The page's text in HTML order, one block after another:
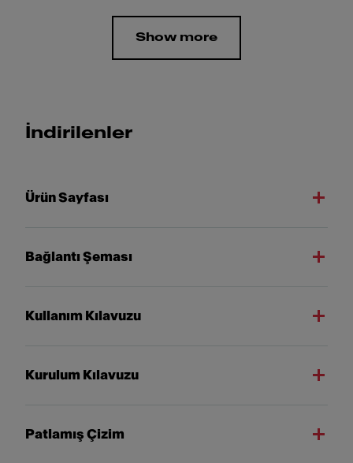
Show more
İndirilenler
Ürün Sayfası
Bağlantı Şeması
Kullanım Kılavuzu
Kurulum Kılavuzu
Patlamış Çizim